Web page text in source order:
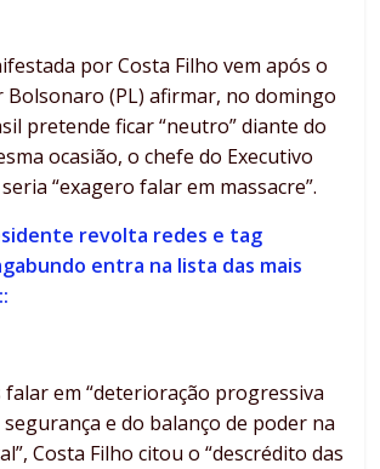
por Costa Filho vem após o
Bolsonaro (PL) afirmar, no domingo
pretende ficar “neutro” diante do
ocasião, o chefe do Executivo
“exagero falar em massacre”.
revolta redes e tag
entra na lista das mais
falar em “deterioração progressiva
e do balanço de poder na
Costa Filho citou o “descrédito das